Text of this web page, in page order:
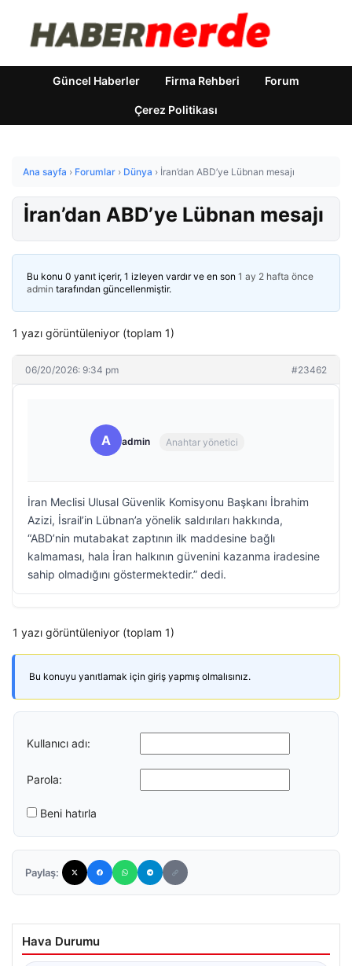
Güncel Haberler Firma Rehberi Forum
Çerez Politikası
Ana sayfa › Forumlar › Dünya › İran’dan ABD’ye Lübnan mesajı
İran’dan ABD’ye Lübnan mesajı
Bu konu 0 yanıt içerir, 1 izleyen vardır ve en son 1 ay 2 hafta önce
admin tarafından güncellenmiştir.
1 yazı görüntüleniyor (toplam 1)
06/20/2026: 9:34 pm #23462
A admin Anahtar yönetici
İran Meclisi Ulusal Güvenlik Komisyonu Başkanı İbrahim
Azizi, İsrail’in Lübnan’a yönelik saldırıları hakkında,
“ABD’nin mutabakat zaptının ilk maddesine bağlı
kalmaması, hala İran halkının güvenini kazanma iradesine
sahip olmadığını göstermektedir.” dedi.
1 yazı görüntüleniyor (toplam 1)
Bu konuyu yanıtlamak için giriş yapmış olmalısınız.
Kullanıcı adı:
Parola:
Beni hatırla
Paylaş:
Hava Durumu